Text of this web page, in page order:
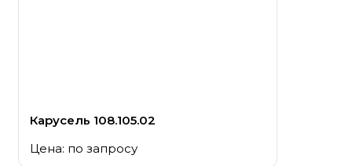
Карусель 108.105.02
Цена: по запросу